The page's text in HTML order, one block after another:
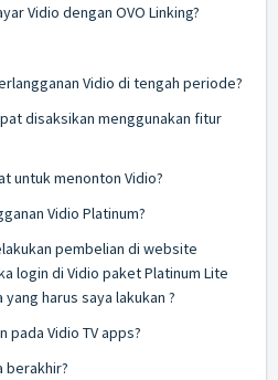
Vidio dengan OVO Linking?
Vidio di tengah periode?
disaksikan menggunakan fitur
untuk menonton Vidio?
Vidio Platinum?
pembelian di website
login di Vidio paket Platinum Lite
harus saya lakukan ?
pada Vidio TV apps?
berakhir?